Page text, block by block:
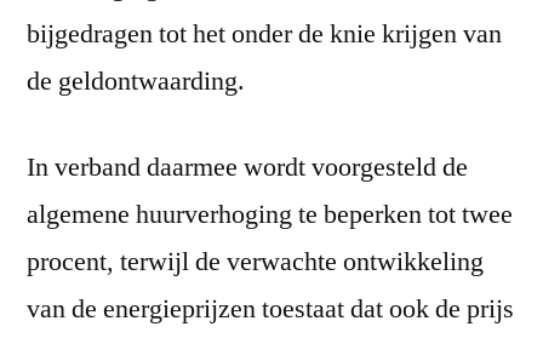
bijgedragen tot het onder de knie krijgen van
de geldontwaarding.
In verband daarmee wordt voorgesteld de
algemene huurverhoging te beperken tot twee
procent, terwijl de verwachte ontwikkeling
van de energieprijzen toestaat dat ook de prijs